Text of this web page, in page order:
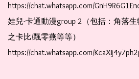
https://chat.whatsapp.com/
娃兒-卡通動漫group 2（包括：角落生
之卡比/飄零燕等等）
https://chat.whatsapp.com/